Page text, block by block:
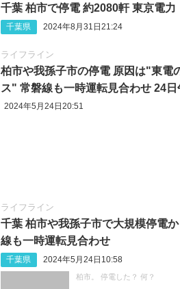
千葉 柏市で停電 約2080軒 東京電力
千葉県 2024年8月31日21:24
ライフライン
柏市や我孫子市の停電 原因は"東電
ス" 常磐線も一時運転見合わせ 24日
2024年5月24日20:51
ライフライン
千葉 柏市や我孫子市で大規模停電
線も一時運転見合わせ
千葉県 2024年5月24日10:58
柏市。 停電した？ 何？